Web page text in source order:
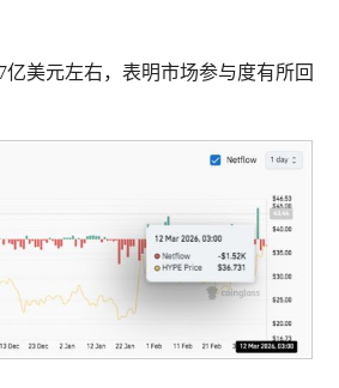
美元左右，表明市场参与度有所回